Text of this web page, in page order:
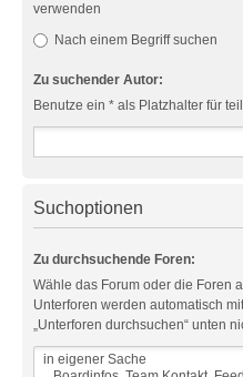
verwenden
Nach einem Begriff suchen
Zu suchender Autor:
Benutze ein * als Platzhalter für
Suchoptionen
Zu durchsuchende Foren:
Wähle das Forum oder die Foren
Unterforen werden automatisch
„Unterforen durchsuchen“ unten